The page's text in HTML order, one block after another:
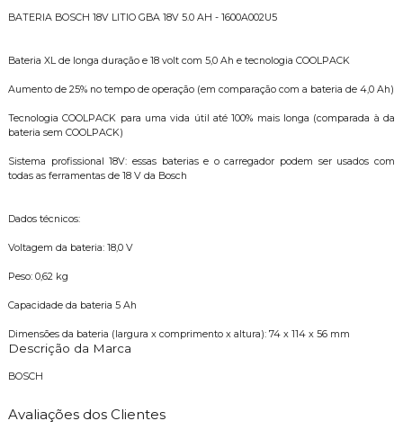
BATERIA BOSCH 18V LITIO GBA 18V 5.0 AH - 1600A002U5
Bateria XL de longa duração e 18 volt com 5,0 Ah e tecnologia COOLPACK
Aumento de 25% no tempo de operação (em comparação com a bateria de 4,0 Ah)
Tecnologia COOLPACK para uma vida útil até 100% mais longa (comparada à da
bateria sem COOLPACK)
Sistema profissional 18V: essas baterias e o carregador podem ser usados com
todas as ferramentas de 18 V da Bosch
Dados técnicos:
Voltagem da bateria: 18,0 V
Peso: 0,62 kg
Capacidade da bateria 5 Ah
Dimensões da bateria (largura x comprimento x altura): 74 x 114 x 56 mm
Descrição da Marca
BOSCH
Avaliações dos Clientes